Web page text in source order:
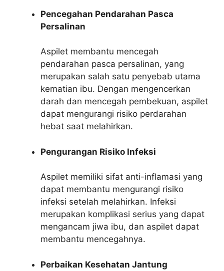
Pencegahan Pendarahan Pasca
Persalinan
Aspilet membantu mencegah
pendarahan pasca persalinan, yang
merupakan salah satu penyebab utama
kematian ibu. Dengan mengencerkan
darah dan mencegah pembekuan, aspilet
dapat mengurangi risiko perdarahan
hebat saat melahirkan.
Pengurangan Risiko Infeksi
Aspilet memiliki sifat anti-inflamasi yang
dapat membantu mengurangi risiko
infeksi setelah melahirkan. Infeksi
merupakan komplikasi serius yang dapat
mengancam jiwa ibu, dan aspilet dapat
membantu mencegahnya.
Perbaikan Kesehatan Jantung